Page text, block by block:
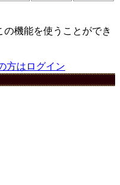
機能を使うことができ
方はログイン